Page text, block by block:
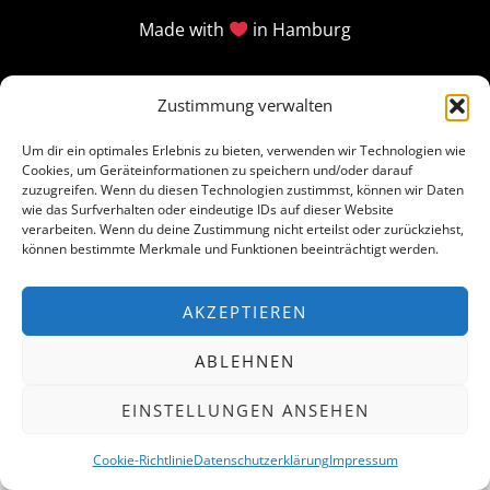
Zustimmung verwalten
Um dir ein optimales Erlebnis zu bieten, verwenden wir Technologien wie
Cookies, um Geräteinformationen zu speichern und/oder darauf
zuzugreifen. Wenn du diesen Technologien zustimmst, können wir Daten
wie das Surfverhalten oder eindeutige IDs auf dieser Website
verarbeiten. Wenn du deine Zustimmung nicht erteilst oder zurückziehst,
können bestimmte Merkmale und Funktionen beeinträchtigt werden.
AKZEPTIEREN
ABLEHNEN
EINSTELLUNGEN ANSEHEN
Cookie-RichtlinieDatenschutzerklärungImpressum
Made with in Hamburg